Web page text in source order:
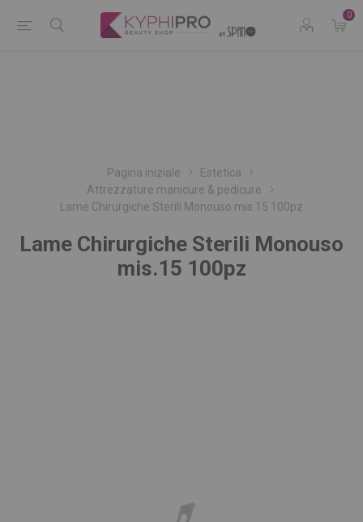
0
Pagina iniziale
Estetica
Attrezzature manicure & pedicure
Lame Chirurgiche Sterili Monouso mis.15 100pz
Lame Chirurgiche Sterili Monouso
mis.15 100pz